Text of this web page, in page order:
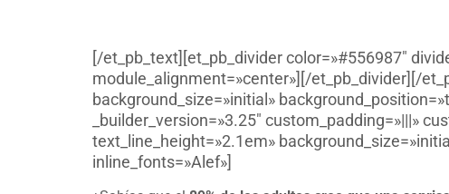
[/et_pb_text][et_pb_divider color=»#556987″
module_alignment=»center»][/et_pb_divider][/
background_size=»initial»
_builder_version=»3.25″ custom_padding=»|||»
text_line_height=»2.1em»
inline_fonts=»Alef»]